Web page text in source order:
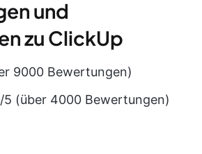
und
zu ClickUp
9000 Bewertungen)
5 (über 4000 Bewertungen)